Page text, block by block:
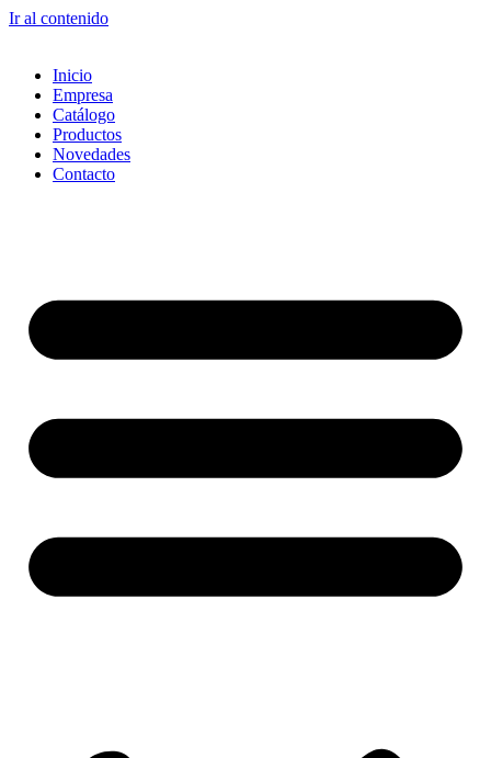
Ir al contenido
Inicio
Empresa
Catálogo
Productos
Novedades
Contacto